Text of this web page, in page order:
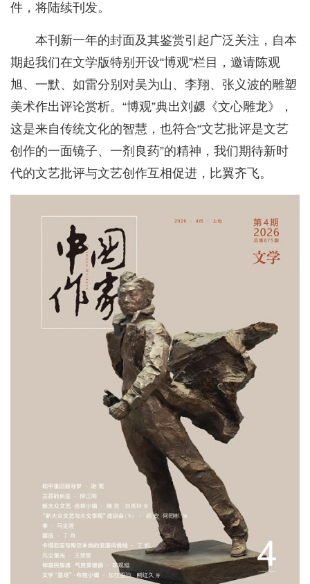
件，将陆续刊发。
本刊新一年的封面及其鉴赏引起广泛关注，自本
期起我们在文学版特别开设“博观”栏目，邀请陈观
旭、一默、如雷分别对吴为山、李翔、张义波的雕塑
美术作出评论赏析。“博观”典出刘勰《文心雕龙》，
这是来自传统文化的智慧，也符合“文艺批评是文艺
创作的一面镜子、一剂良药”的精神，我们期待新时
代的文艺批评与文艺创作互相促进，比翼齐飞。